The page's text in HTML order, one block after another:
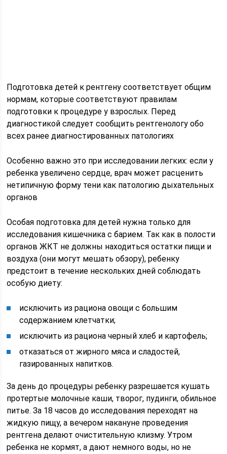
Подготовка детей к рентгену соответствует общим
нормам, которые соответствуют правилам
подготовки к процедуре у взрослых. Перед
диагностикой следует сообщить рентгенологу обо
всех ранее диагностированных патологиях
Особенно важно это при исследовании легких: если у
ребенка увеличено сердце, врач может расценить
нетипичную форму тени как патологию дыхательных
органов
Особая подготовка для детей нужна только для
исследования кишечника с барием. Так как в полости
органов ЖКТ не должны находиться остатки пищи и
воздуха (они могут мешать обзору), ребенку
предстоит в течение нескольких дней соблюдать
особую диету:
исключить из рациона овощи с большим
содержанием клетчатки;
исключить из рациона черный хлеб и картофель;
отказаться от жирного мяса и сладостей,
газированных напитков.
За день до процедуры ребенку разрешается кушать
протертые молочные каши, творог, пудинги, обильное
питье. За 18 часов до исследования переходят на
жидкую пищу, а вечером накануне проведения
рентгена делают очистительную клизму. Утром
ребенка не кормят, а дают немного воды, но не